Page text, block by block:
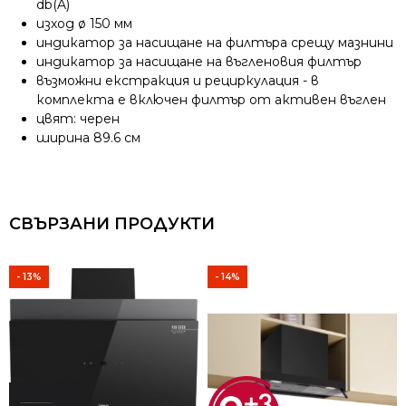
db(A)
изход ø 150 мм
индикатор за насищане на филтъра срещу мазнини
индикатор за насищане на въгленовия филтър
възможни екстракция и рециркулация - в
комплекта е включен филтър от активен въглен
цвят: черен
ширина 89.6 см
СВЪРЗАНИ ПРОДУКТИ
- 13% - 14%